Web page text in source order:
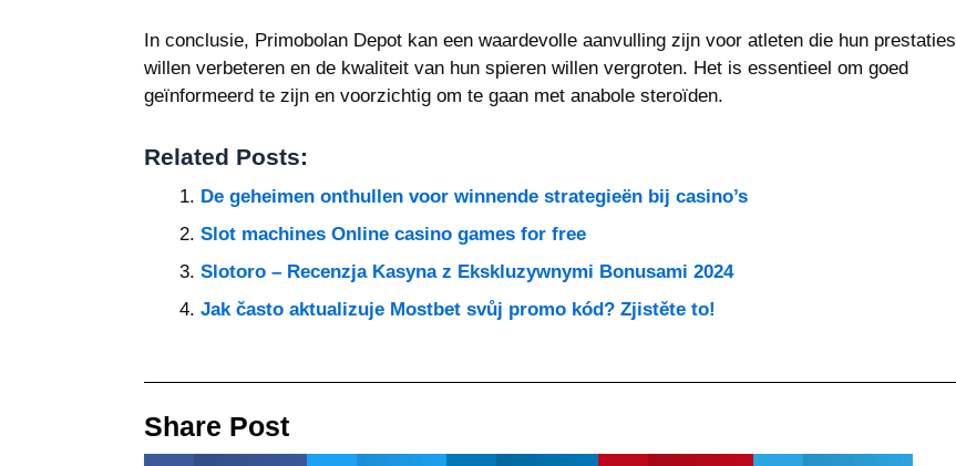
In conclusie, Primobolan Depot kan een waardevolle aanvulling zijn voor atleten die hun prestaties
willen verbeteren en de kwaliteit van hun spieren willen vergroten. Het is essentieel om goed
geïnformeerd te zijn en voorzichtig om te gaan met anabole steroïden.
Related Posts:
De geheimen onthullen voor winnende strategieën bij casino’s
Slot machines Online casino games for free
Slotoro – Recenzja Kasyna z Ekskluzywnymi Bonusami 2024
Jak často aktualizuje Mostbet svůj promo kód? Zjistěte to!
Share Post